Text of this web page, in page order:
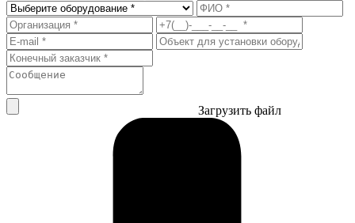
Загрузить файл